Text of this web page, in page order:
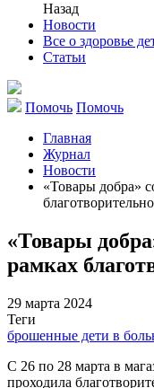
Назад
Новости
Все о здоровье
Статьи
Помочь Помочь
Главная
Журнал
Новости
«Товары добра»
«Товары
рамках
29 марта 2024
Теги
брошенные дети в
С 26 по 28 марта в
проходила